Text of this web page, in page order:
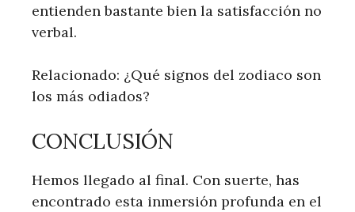
entienden bastante bien la satisfacción no
verbal.
Relacionado: ¿Qué signos del zodiaco son
los más odiados?
CONCLUSIÓN
Hemos llegado al final. Con suerte, has
encontrado esta inmersión profunda en el